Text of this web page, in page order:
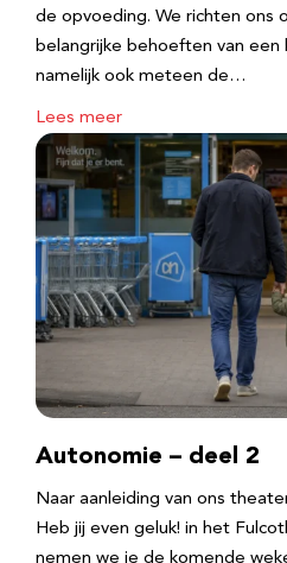
de opvoeding. We richten ons
belangrijke behoeften van een
namelijk ook meteen de…
Lees meer
Autonomie – deel 2
Naar aanleiding van ons
Heb jij even geluk! in het
nemen we je de komende